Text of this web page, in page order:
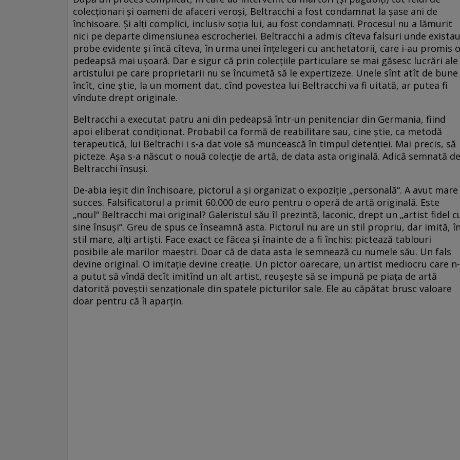
colecţionari şi oameni de afaceri veroşi, Beltracchi a fost condamnat la şase ani de
închisoare. Şi alţi complici, inclusiv soţia lui, au fost condamnaţi. Procesul nu a lămurit
nici pe departe dimensiunea escrocheriei. Beltracchi a admis cîteva falsuri unde existau
probe evidente şi încă cîteva, în urma unei înţelegeri cu anchetatorii, care i-au promis o
pedeapsă mai uşoară. Dar e sigur că prin colecţiile particulare se mai găsesc lucrări ale
artistului pe care proprietarii nu se încumetă să le expertizeze. Unele sînt atît de bune
încît, cine ştie, la un moment dat, cînd povestea lui Beltracchi va fi uitată, ar putea fi
vîndute drept originale.
Beltracchi a executat patru ani din pedeapsă într-un penitenciar din Germania, fiind
apoi eliberat condiţionat. Probabil ca formă de reabilitare sau, cine ştie, ca metodă
terapeutică, lui Beltrachi i s-a dat voie să muncească în timpul detenţiei. Mai precis, să
picteze. Aşa s-a născut o nouă colecţie de artă, de data asta originală. Adică semnată de
Beltracchi însuşi.
De-abia ieşit din închisoare, pictorul a şi organizat o expoziţie „personală“. A avut mare
succes. Falsificatorul a primit 60.000 de euro pentru o operă de artă originală. Este
„noul“ Beltracchi mai original? Galeristul său îl prezintă, laconic, drept un „artist fidel
sine însuşi“. Greu de spus ce înseamnă asta. Pictorul nu are un stil propriu, dar imită, în
stil mare, alţi artişti. Face exact ce făcea şi înainte de a fi închis: pictează tablouri
posibile ale marilor maeştri. Doar că de data asta le semnează cu numele său. Un fals
devine original. O imitaţie devine creaţie. Un pictor oarecare, un artist mediocru care n-
a putut să vîndă decît imitînd un alt artist, reuşeşte să se impună pe piaţa de artă
datorită poveştii senzaţionale din spatele picturilor sale. Ele au căpătat brusc valoare
doar pentru că îi aparţin.